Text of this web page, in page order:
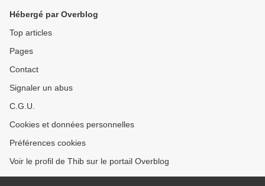
Hébergé par Overblog
Top articles
Pages
Contact
Signaler un abus
C.G.U.
Cookies et données personnelles
Préférences cookies
Voir le profil de Thib sur le portail Overblog